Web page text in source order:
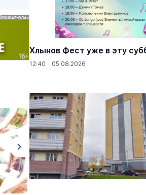
Хлынов Фест уже в эту
12:40 05.08.2026